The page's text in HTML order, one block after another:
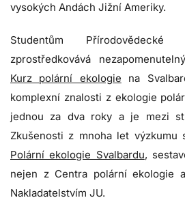
vysokých Andách Jižní Ameriky.
Studentům
zprostředkovává
Kurz polární ekologie na
komplexní znalosti z ekologie
jednou za dva roky a je mezi
Zkušenosti z mnoha let výzkumu
Polární ekologie Svalbardu,
nejen z Centra polární ekologie
Nakladatelstvím JU.